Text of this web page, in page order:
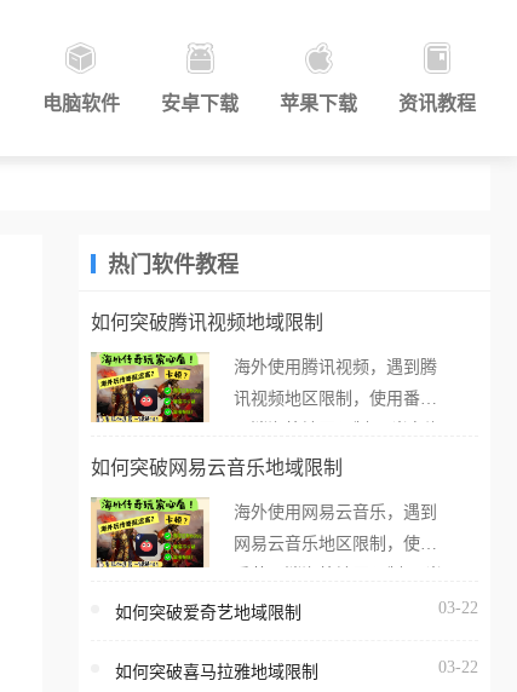
电脑软件 安卓下载 苹果下载 资讯教程
热门软件教程
如何突破腾讯视频地域限制
海外使用腾讯视频，遇到腾
讯视频地区限制，使用番茄
外打开腾讯视频，却突然弹
地区无法播放”的提示语。
海外用户如香港、澳门、台
亚、欧洲等国家和地区时，
台一样，出现地区及版权限
如何突破网易云音乐地域限制
海外使用网易云音乐，遇到
网易云音乐地区限制，使用
在海外打开网易云音乐，却
所在的地区无法播放”的提示
如何突破爱奇艺地域限制 03-22
如何突破喜马拉雅地域限制 03-22